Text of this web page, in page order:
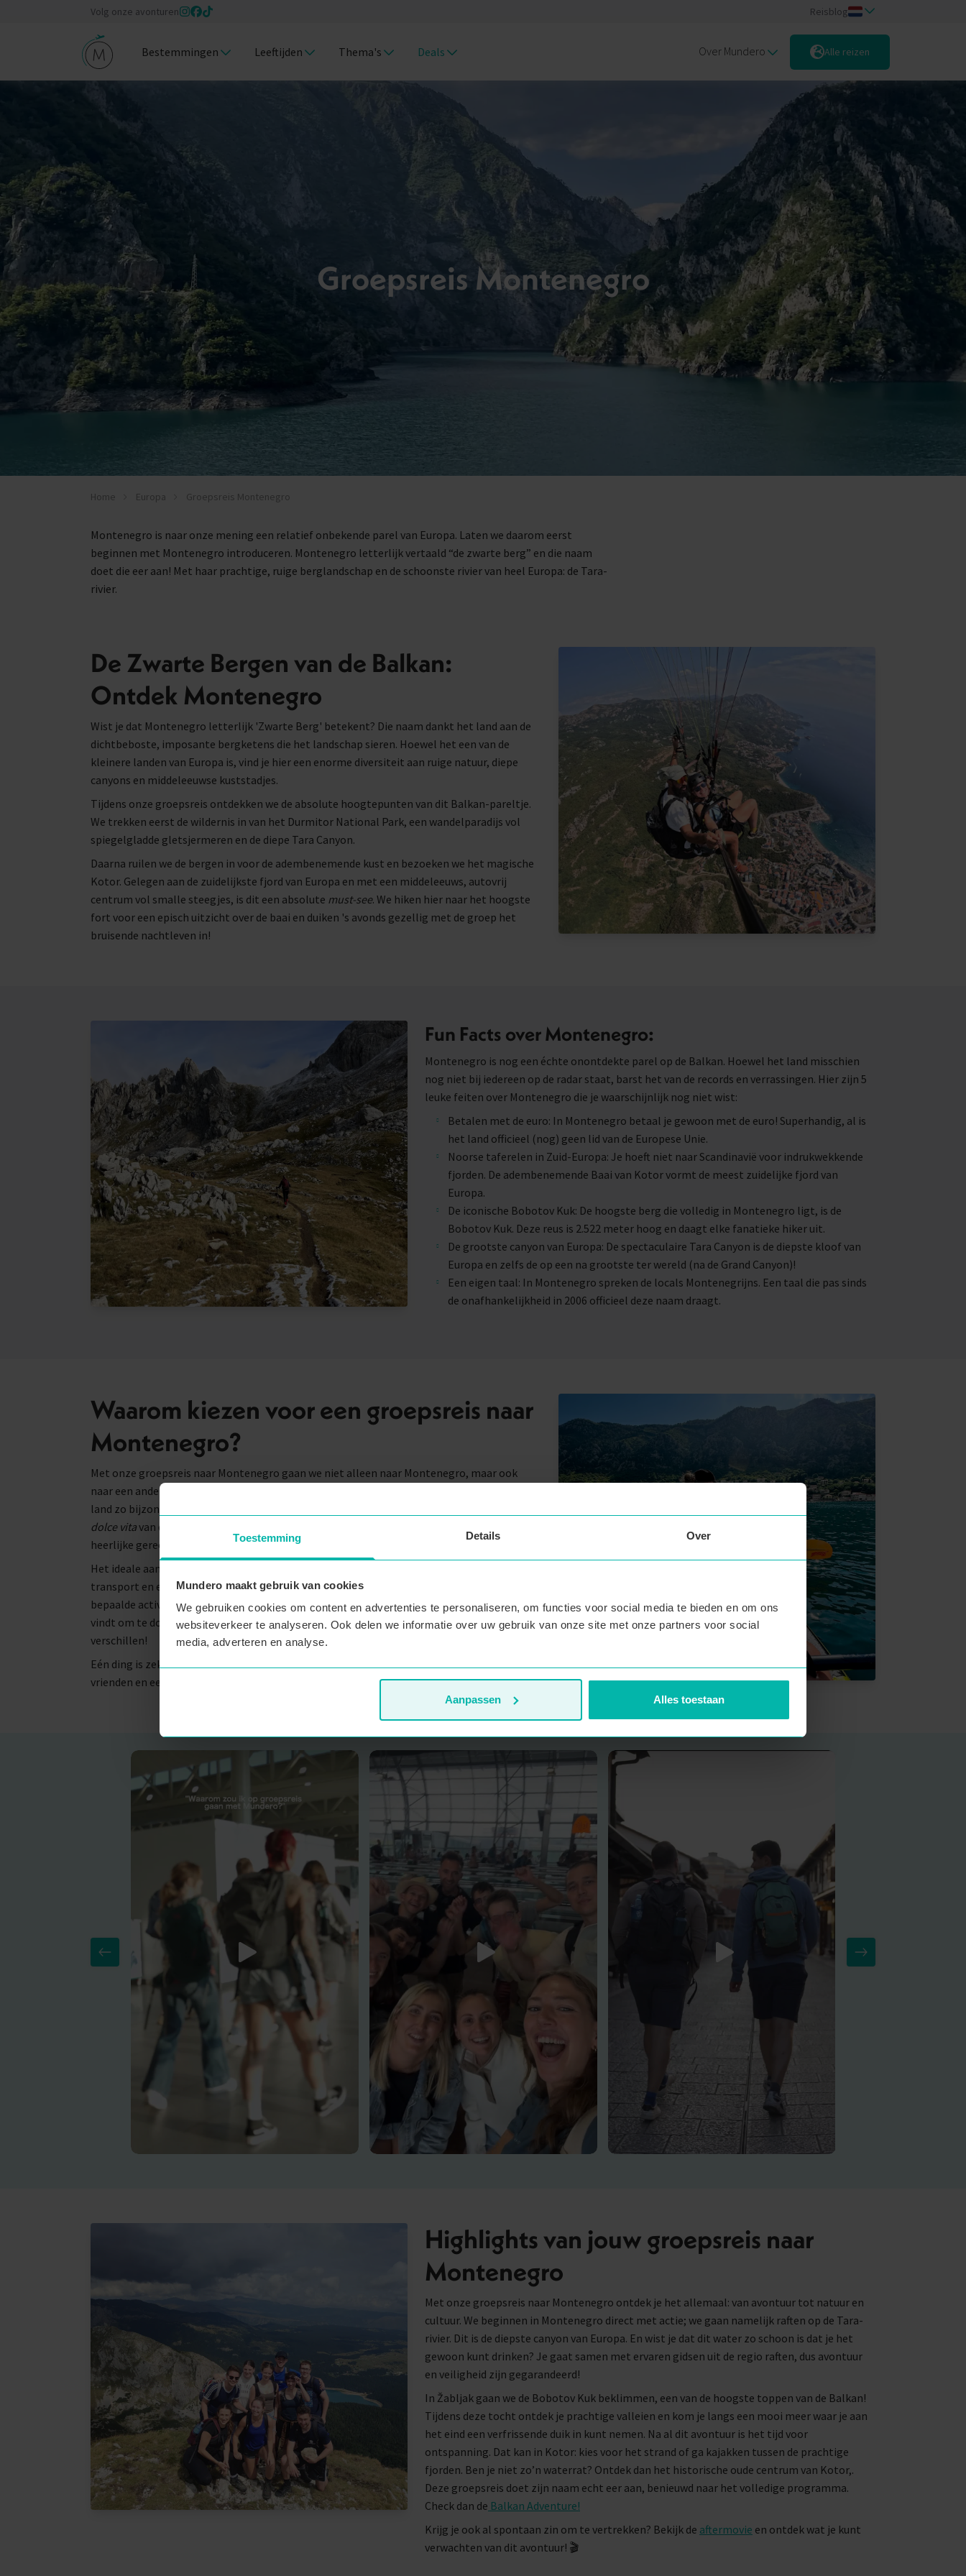
Toestemming Details Over
Mundero maakt gebruik van cookies
We gebruiken cookies om content en advertenties te personaliseren, om functies voor social media te bieden en om ons
websiteverkeer te analyseren. Ook delen we informatie over uw gebruik van onze site met onze partners voor social
media, adverteren en analyse.
Aanpassen Alles toestaan
Volg onze avonturen Reisblog
Bestemmingen Leeftijden Thema's Deals Over Mundero Alle reizen
Groepsreis Montenegro
Home Europa Groepsreis Montenegro
Montenegro is naar onze mening een relatief onbekende parel van Europa. Laten we daarom eerst
beginnen met Montenegro introduceren. Montenegro letterlijk vertaald “de zwarte berg” en die naam
doet die eer aan! Met haar prachtige, ruige berglandschap en de schoonste rivier van heel Europa: de Tara-
rivier.
De Zwarte Bergen van de Balkan:
Ontdek Montenegro
Wist je dat Montenegro letterlijk 'Zwarte Berg' betekent? Die naam dankt het land aan de
dichtbeboste, imposante bergketens die het landschap sieren. Hoewel het een van de
kleinere landen van Europa is, vind je hier een enorme diversiteit aan ruige natuur, diepe
canyons en middeleeuwse kuststadjes.
Tijdens onze groepsreis ontdekken we de absolute hoogtepunten van dit Balkan-pareltje.
We trekken eerst de wildernis in van het Durmitor National Park, een wandelparadijs vol
spiegelgladde gletsjermeren en de diepe Tara Canyon.
Daarna ruilen we de bergen in voor de adembenemende kust en bezoeken we het magische
Kotor. Gelegen aan de zuidelijkste fjord van Europa en met een middeleeuws, autovrij
centrum vol smalle steegjes, is dit een absolute must-see. We hiken hier naar het hoogste
fort voor een episch uitzicht over de baai en duiken 's avonds gezellig met de groep het
bruisende nachtleven in!
Fun Facts over Montenegro:
Montenegro is nog een échte onontdekte parel op de Balkan. Hoewel het land misschien
nog niet bij iedereen op de radar staat, barst het van de records en verrassingen. Hier zijn 5
leuke feiten over Montenegro die je waarschijnlijk nog niet wist:
Betalen met de euro: In Montenegro betaal je gewoon met de euro! Superhandig, al is
het land officieel (nog) geen lid van de Europese Unie.
Noorse taferelen in Zuid-Europa: Je hoeft niet naar Scandinavië voor indrukwekkende
fjorden. De adembenemende Baai van Kotor vormt de meest zuidelijke fjord van
Europa.
De iconische Bobotov Kuk: De hoogste berg die volledig in Montenegro ligt, is de
Bobotov Kuk. Deze reus is 2.522 meter hoog en daagt elke fanatieke hiker uit.
De grootste canyon van Europa: De spectaculaire Tara Canyon is de diepste kloof van
Europa en zelfs de op een na grootste ter wereld (na de Grand Canyon)!
Een eigen taal: In Montenegro spreken de locals Montenegrijns. Een taal die pas sinds
de onafhankelijkheid in 2006 officieel deze naam draagt.
Waarom kiezen voor een groepsreis naar
Montenegro?
Met onze groepsreis naar Montenegro gaan we niet alleen naar Montenegro, maar ook
naar een andere highlight van de Balkan is Bosnië. Een simpel antwoord op de vraag wat dit
land zo bijzonder maakt, is er eigenlijk niet. Montenegro zou ik bijna beschrijven als het
dolce vitavan de Balkan! Het land heeft veel mediterrane invloeden, een unieke keuken en
heerlijke gerechten.
Het ideale aan een groepsreis naar Montenegro is dat je minder hoeft na te denken over het
transport en echt kunt genieten van de highlights. Het vervoer, de accommodaties en
bepaalde activiteiten liggen al vast, maar verder kun je bij Mundero zelf kiezen wat je leuk
vindt om te doen. Wij begrijpen als geen ander dat de wensen van reizigers kunnen
verschillen!
Eén ding is zeker: je komt thuis met nieuwe herinneringen, een groep gezellige nieuwe
vrienden en een uniek land dat je van je bucketlist kunt afvinken.
Highlights van jouw groepsreis naar
Montenegro
Met onze groepsreis naar Montenegro ontdek je het allemaal: van avontuur tot natuur en
cultuur. We beginnen in Montenegro direct met actie; we gaan namelijk raften op de Tara-
rivier. Dit is de diepste canyon van Europa. En wist je dat dit water zo schoon is dat je het
gewoon kunt drinken? Je gaat samen met ervaren gidsen uit de regio raften, dus avontuur
en veiligheid zijn gegarandeerd!
In Žabljak gaan we de Bobotov Kuk beklimmen, een van de hoogste toppen van de Balkan!
Tijdens deze tocht ontdek je prachtige valleien en kom je langs een mooi meer waar je aan
het eind een verfrissende duik in kunt nemen. Na al dit avontuur is het tijd voor
ontspanning. Dat kan in Kotor: kies voor het strand of ga kajakken tussen de prachtige
fjorden. Ben je niet zo’n waterrat? Ontdek dan het historische oude centrum van Kotor,.
Deze groepsreis doet zijn naam echt eer aan, benieuwd naar het volledige programma.
Check dan de Balkan Adventure!
Krijg je ook al spontaan zin om te vertrekken? Bekijk de aftermovie en ontdek wat je kunt
verwachten van dit avontuur! 🎬